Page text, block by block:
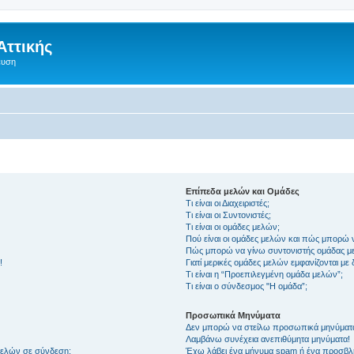
σε σύνδεση;
Επίπεδα μελών και Ομάδες
Τι είναι οι Διαχειριστές;
Τι είναι οι Συντονιστές;
Τι είναι οι ομάδες μελών;
Πού είναι οι ομάδες μελών και πώς μπορώ
Πώς μπορώ να γίνω συντονιστής ομάδας
Γιατί μερικές ομάδες μελών εμφανίζονται
Τι είναι η “Προεπιλεγμένη ομάδα μελών”;
Τι είναι ο σύνδεσμος "Η ομάδα”;
Προσωπικά Μηνύματα
Δεν μπορώ να στείλω προσωπικά
Λαμβάνω συνέχεια ανεπιθύμητα μηνύματα!
Έχω λάβει ένα μήνυμα spam ή ένα